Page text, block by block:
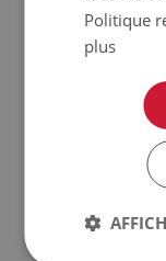
Les
par rapport à la
Le tapis est
Lorsqu'il est placé
déplacer.
Politique
plus